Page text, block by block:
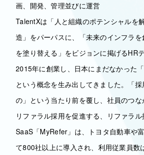
画、開発、管理並びに運営
TalentXは「人と組織のポテンシャルを
造」をパーパスに、「未来のインフラ
を塗り替える」をビジョンに掲げるHR
2015年に創業し、日本にまだなかった
という概念を生み出してきました。「
の」という当たり前を覆し、社員のつ
リファラル採用を促進する、リファラル
SaaS「MyRefer」は、トヨタ自動車や
て800社以上に導入され、利用従業員数